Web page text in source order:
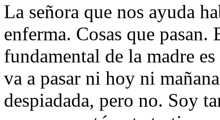
La señora que nos ayuda
enferma. Cosas que
fundamental de la madre
va a pasar ni hoy ni
despiadada, pero no. Soy